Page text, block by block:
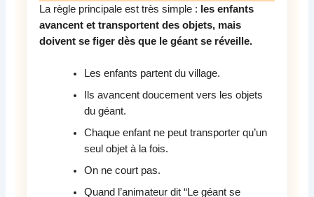
La règle principale est très simple : les enfants
avancent et transportent des objets, mais
doivent se figer dès que le géant se réveille.
Les enfants partent du village.
Ils avancent doucement vers les objets
du géant.
Chaque enfant ne peut transporter qu’un
seul objet à la fois.
On ne court pas.
Quand l’animateur dit “Le géant se